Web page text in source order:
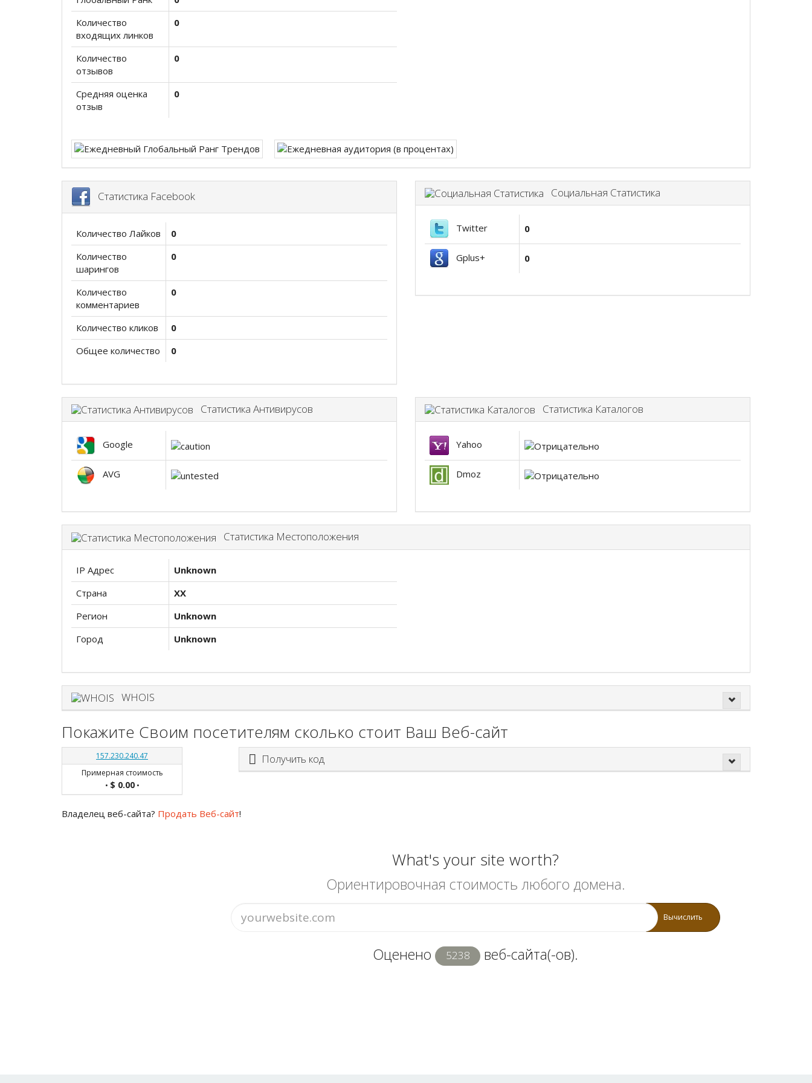
Количество
входящих линков
0
Количество
отзывов
0
Средняя оценка
отзыв
0
Статистика Facebook
Количество Лайков
0
Количество
шарингов
0
Количество
комментариев
0
Количество кликов
0
Общее количество
0
Социальная Статистика
Twitter 0
Gplus+ 0
Статистика Антивирусов
Google
AVG
Статистика Каталогов
Yahoo
Dmoz
Статистика Местоположения
IP Адрес
Unknown
Страна
XX
Регион
Unknown
Город
Unknown
WHOIS
Покажите Своим посетителям сколько стоит Ваш Веб-сайт
157.230.240.47
Примерная стоимость
• $ 0.00•
Получить код
Владелец веб-сайта? Продать Веб-сайт!
What's your site worth?
Ориентировочная стоимость любого домена.
Вычислить
Оценено 5238 веб-сайта(-ов).